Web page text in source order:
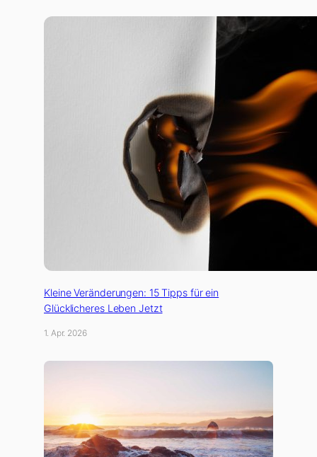
Kleine Veränderungen: 15 Tipps für ein
Glücklicheres Leben Jetzt
1. Apr. 2026